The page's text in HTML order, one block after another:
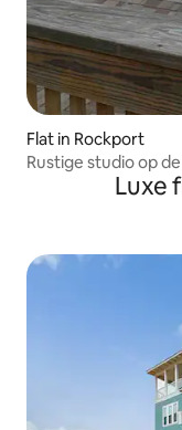
Flat in Rockport
Rustige studio op
de oceaan,Luxe